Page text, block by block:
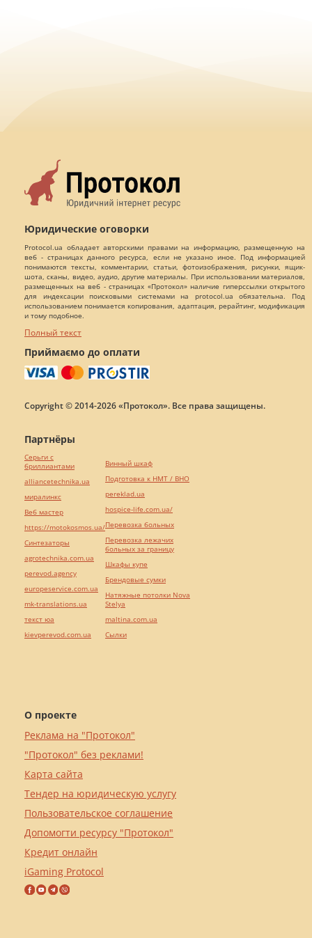
Юридические оговорки
Protocol.ua обладает авторскими правами на информацию, размещенную на
веб - страницах данного ресурса, если не указано иное. Под информацией
понимаются тексты, комментарии, статьи, фотоизображения, рисунки, ящик-
шота, сканы, видео, аудио, другие материалы. При использовании материалов,
размещенных на веб - страницах «Протокол» наличие гиперссылки открытого
для индексации поисковыми системами на protocol.ua обязательна. Под
использованием понимается копирования, адаптация, рерайтинг, модификация
и тому подобное.
Полный текст
Приймаємо до оплати
Copyright © 2014-2026 «Протокол». Все права защищены.
О проекте
Реклама на "Протокол"
"Протокол" без реклами!
Карта сайта
Тендер на юридическую услугу
Пользовательское соглашение
Допомогти ресурсу "Протокол"
Кредит онлайн
iGaming Protocol
Партнёры
Серьги с
бриллиантами
alliancetechnika.ua
миралинкс
Веб мастер
https://motokosmos.ua/
Синтезаторы
agrotechnika.com.ua
perevod.agency
europeservice.com.ua
mk-translations.ua
текст юа
kievperevod.com.ua
Винный шкаф
Подготовка к НМТ / ВНО
pereklad.ua
hospice-life.com.ua/
Перевозка больных
Перевозка лежачих
больных за границу
Шкафы купе
Брендовые сумки
Натяжные потолки Nova
Stelya
maltina.com.ua
Cылки